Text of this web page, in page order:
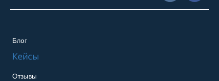
Блог
Кейсы
Отзывы